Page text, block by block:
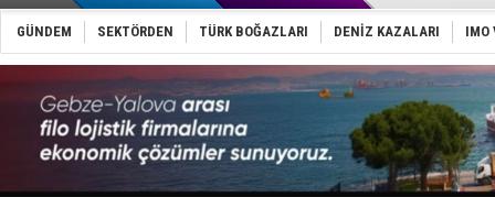
Baltık
Runit
Dünyanın
Türk
Hüseyin
Hat-San
Med
Tekne, su
GÜNDEM SEKTÖRDEN TÜRK BOĞAZLARI DENİZ KAZALARI IMO